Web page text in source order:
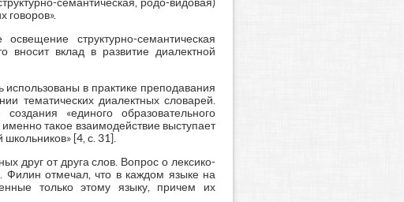
говоров».
структурно-семантическая
вносит вклад в развитие диалектной
использованы в практике преподавания
тематических диалектных словарей.
«единого образовательного
такое взаимодействие выступает
[4, с. 31].
друг от друга слов. Вопрос о лексико-
Филин отмечал, что в каждом языке на
только этому языку, причем их